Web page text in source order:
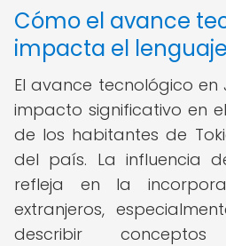
Cómo el avance
impacta el
El avance tecnológico
impacto significativo en
de los habitantes de
del país. La influencia
refleja en la
extranjeros,
describir